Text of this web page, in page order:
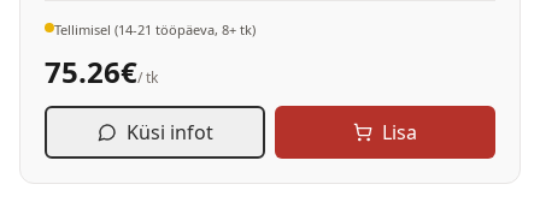
Tellimisel (14-21 tööpäeva, 8+ tk)
75.26€/ tk
Küsi infot Lisa